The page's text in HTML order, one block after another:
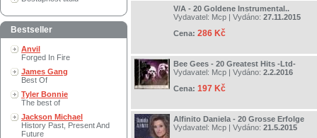
Bestseller
Anvil
Forged In Fire
James Gang
Best Of
Tyler Bonnie
The best of
Jackson Michael
History Past, Present And
Future
V/A - 20 Goldene Instrumental..
Vydavatel: Mcp | Vydáno: 27.11.2015
Cena: 286 Kč
Bee Gees - 20 Greatest Hits -Ltd-
Vydavatel: Mcp | Vydáno: 2.2.2016
Cena: 197 Kč
Alfinito Daniela - 20 Grosse Erfolge
Vydavatel: Mcp | Vydáno: 21.5.2015